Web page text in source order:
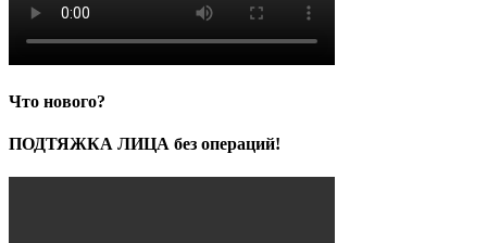
Что нового?
ПОДТЯЖКА ЛИЦА без операций!